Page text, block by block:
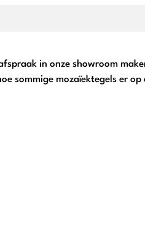
in onze showroom
sommige mozaïektegels er